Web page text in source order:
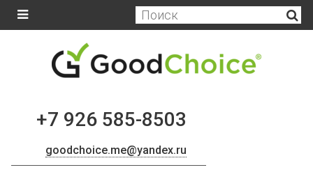
+7 926 585-8503
goodchoice.me@yandex.ru